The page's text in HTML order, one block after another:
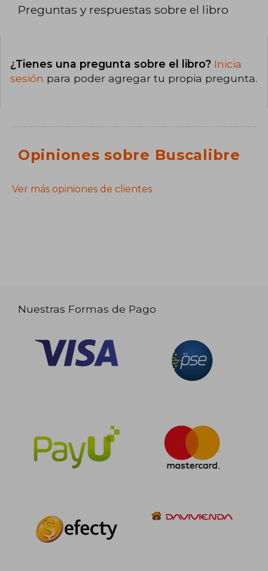
Preguntas y respuestas sobre el libro
¿Tienes una pregunta sobre el libro? Inicia
sesión para poder agregar tu propia pregunta.
Opiniones sobre Buscalibre
Ver más opiniones de clientes
Nuestras Formas de Pago